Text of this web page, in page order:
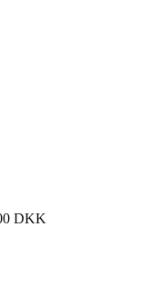
DKK